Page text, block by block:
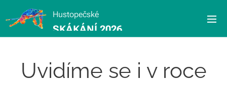
Hustopečské
SKÁKÁNÍ 2026
Uvidíme se i v roce